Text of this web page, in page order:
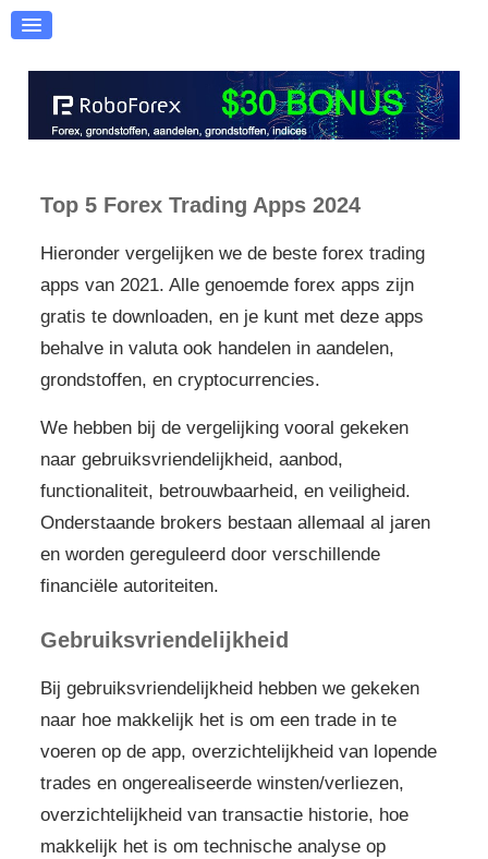
Forex Apps
Top 5 Forex Trading Apps 2024
Hieronder vergelijken we de beste forex trading
apps van 2021. Alle genoemde forex apps zijn
gratis te downloaden, en je kunt met deze apps
behalve in valuta ook handelen in aandelen,
grondstoffen, en cryptocurrencies.
We hebben bij de vergelijking vooral gekeken
naar gebruiksvriendelijkheid, aanbod,
functionaliteit, betrouwbaarheid, en veiligheid.
Onderstaande brokers bestaan allemaal al jaren
en worden gereguleerd door verschillende
financiële autoriteiten.
Gebruiksvriendelijkheid
Bij gebruiksvriendelijkheid hebben we gekeken
naar hoe makkelijk het is om een trade in te
voeren op de app, overzichtelijkheid van lopende
trades en ongerealiseerde winsten/verliezen,
overzichtelijkheid van transactie historie, hoe
makkelijk het is om technische analyse op